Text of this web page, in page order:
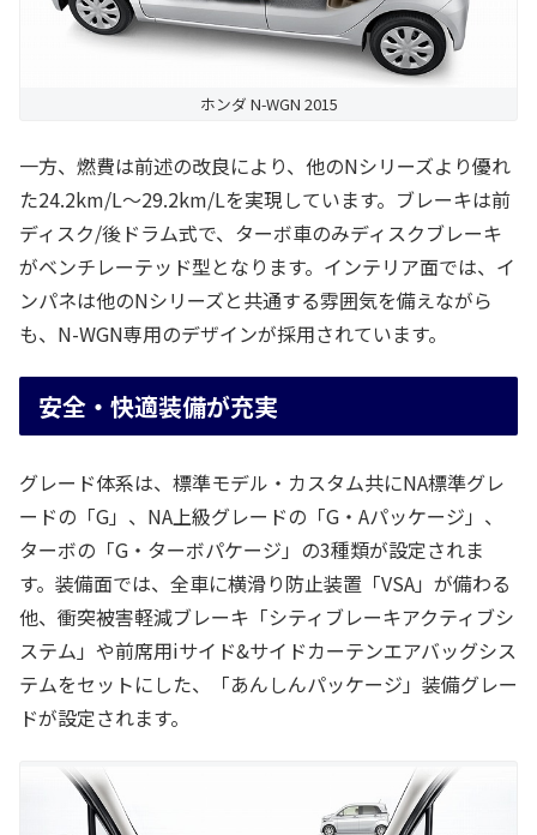
ホンダ N-WGN 2015
一方、燃費は前述の改良により、他のNシリーズより優れ
た24.2km/L～29.2km/Lを実現しています。ブレーキは前
ディスク/後ドラム式で、ターボ車のみディスクブレーキ
がベンチレーテッド型となります。インテリア面では、イ
ンパネは他のNシリーズと共通する雰囲気を備えながら
も、N-WGN専用のデザインが採用されています。
安全・快適装備が充実
グレード体系は、標準モデル・カスタム共にNA標準グレ
ードの「G」、NA上級グレードの「G・Aパッケージ」、
ターボの「G・ターボパケージ」の3種類が設定されま
す。装備面では、全車に横滑り防止装置「VSA」が備わる
他、衝突被害軽減ブレーキ「シティブレーキアクティブシ
ステム」や前席用iサイド&サイドカーテンエアバッグシス
テムをセットにした、「あんしんパッケージ」装備グレー
ドが設定されます。